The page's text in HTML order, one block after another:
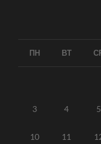
ПН ВТ
3 4 5
10 11